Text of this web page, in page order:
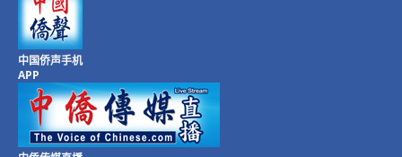
中国侨声手机
APP